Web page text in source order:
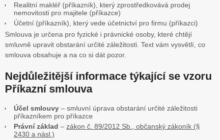
Realitní makléř (příkazník), který zprostředkovává prodej
nemovitosti pro majitele (příkazce)
Účetní (příkazník), který vede účetnictví pro firmu (příkazci)
Smlouva je určena pro fyzické i právnické osoby, které chtějí
smluvně upravit obstarání určité záležitosti. Text vám vysvětlí, co
smlouva obsahuje a na co si dát pozor.
Nejdůležitější informace týkající se vzoru
Příkazní smlouva
Účel smlouvy – smluvní úprava obstarání určité záležitosti
příkazníkem pro příkazce
Právní základ – zákon č. 89/2012 Sb., občanský zákoník (§
2430 a násl.)